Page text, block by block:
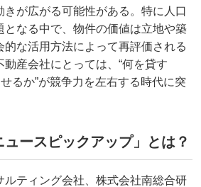
が広がる可能性がある。特に人口
となる中で、物件の価値は立地や築
な活用方法によって再評価される
産会社にとっては、“何を貸す
るか”が競争力を左右する時代に突
ュースピックアップ」とは？
ルティング会社、株式会社南総合研